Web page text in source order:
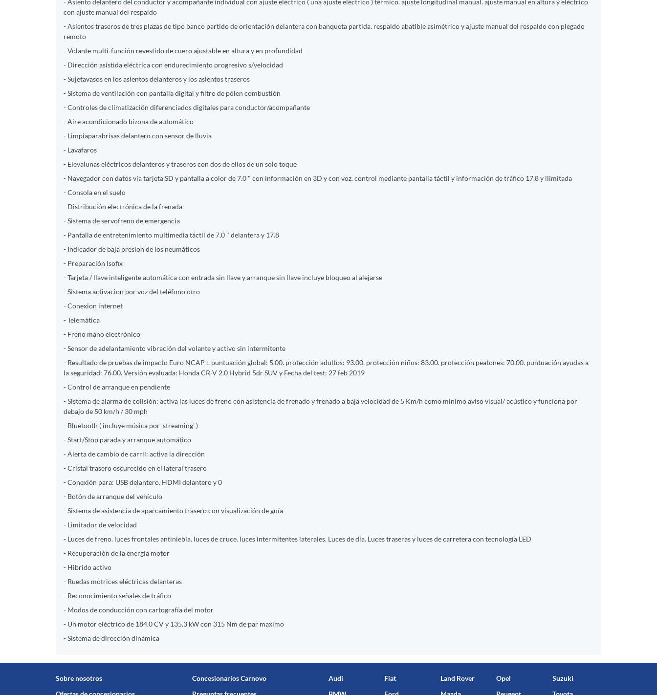
- Asiento delantero del conductor y acompañante individual con ajuste eléctrico ( una ajuste eléctrico ) térmico. ajuste longitudinal manual. ajuste manual en altura y eléctrico
con ajuste manual del respaldo
- Asientos traseros de tres plazas de tipo banco partido de orientación delantera con banqueta partida. respaldo abatible asimétrico y ajuste manual del respaldo con plegado
remoto
- Volante multi-función revestido de cuero ajustable en altura y en profundidad
- Dirección asistida eléctrica con endurecimiento progresivo s/velocidad
- Sujetavasos en los asientos delanteros y los asientos traseros
- Sistema de ventilación con pantalla digital y filtro de pólen combustión
- Controles de climatización diferenciados digitales para conductor/acompañante
- Aire acondicionado bizona de automático
- Limpiaparabrisas delantero con sensor de lluvia
- Lavafaros
- Elevalunas eléctricos delanteros y traseros con dos de ellos de un solo toque
- Navegador con datos vía tarjeta SD y pantalla a color de 7.0 " con información en 3D y con voz. control mediante pantalla táctil y información de tráfico 17.8 y ilimitada
- Consola en el suelo
- Distribución electrónica de la frenada
- Sistema de servofreno de emergencia
- Pantalla de entretenimiento multimedia táctil de 7.0 " delantera y 17.8
- Indicador de baja presion de los neumáticos
- Preparación Isofix
- Tarjeta / llave inteligente automática con entrada sin llave y arranque sin llave incluye bloqueo al alejarse
- Sistema activacion por voz del teléfono otro
- Conexion internet
- Telemática
- Freno mano electrónico
- Sensor de adelantamiento vibración del volante y activo sin intermitente
- Resultado de pruebas de impacto Euro NCAP :. puntuación global: 5.00. protección adultos: 93.00. protección niños: 83.00. protección peatones: 70.00. puntuación ayudas a
la seguridad: 76.00. Versión evaluada: Honda CR-V 2.0 Hybrid 5dr SUV y Fecha del test: 27 feb 2019
- Control de arranque en pendiente
- Sistema de alarma de colisión: activa las luces de freno con asistencia de frenado y frenado a baja velocidad de 5 Km/h como mínimo aviso visual/ acústico y funciona por
debajo de 50 km/h / 30 mph
- Bluetooth ( incluye música por 'streaming' )
- Start/Stop parada y arranque automático
- Alerta de cambio de carril: activa la dirección
- Cristal trasero oscurecido en el lateral trasero
- Conexión para: USB delantero. HDMI delantero y 0
- Botón de arranque del vehículo
- Sistema de asistencia de aparcamiento trasero con visualización de guía
- Limitador de velocidad
- Luces de freno. luces frontales antiniebla. luces de cruce. luces intermitentes laterales. Luces de día. Luces traseras y luces de carretera con tecnología LED
- Recuperación de la energía motor
- Hibrido activo
- Ruedas motrices eléctricas delanteras
- Reconocimiento señales de tráfico
- Modos de conducción con cartografía del motor
- Un motor eléctrico de 184.0 CV y 135.3 kW con 315 Nm de par maximo
- Sistema de dirección dinámica
Sobre nosotros
Concesionarios Carnovo
Audi
Fiat
Land Rover
Opel
Suzuki